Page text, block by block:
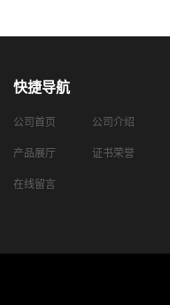
快捷导航
公司首页 公司介绍
产品展厅 证书荣誉
在线留言